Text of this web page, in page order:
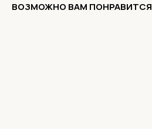
ВОЗМОЖНО ВАМ ПОНРАВИТСЯ